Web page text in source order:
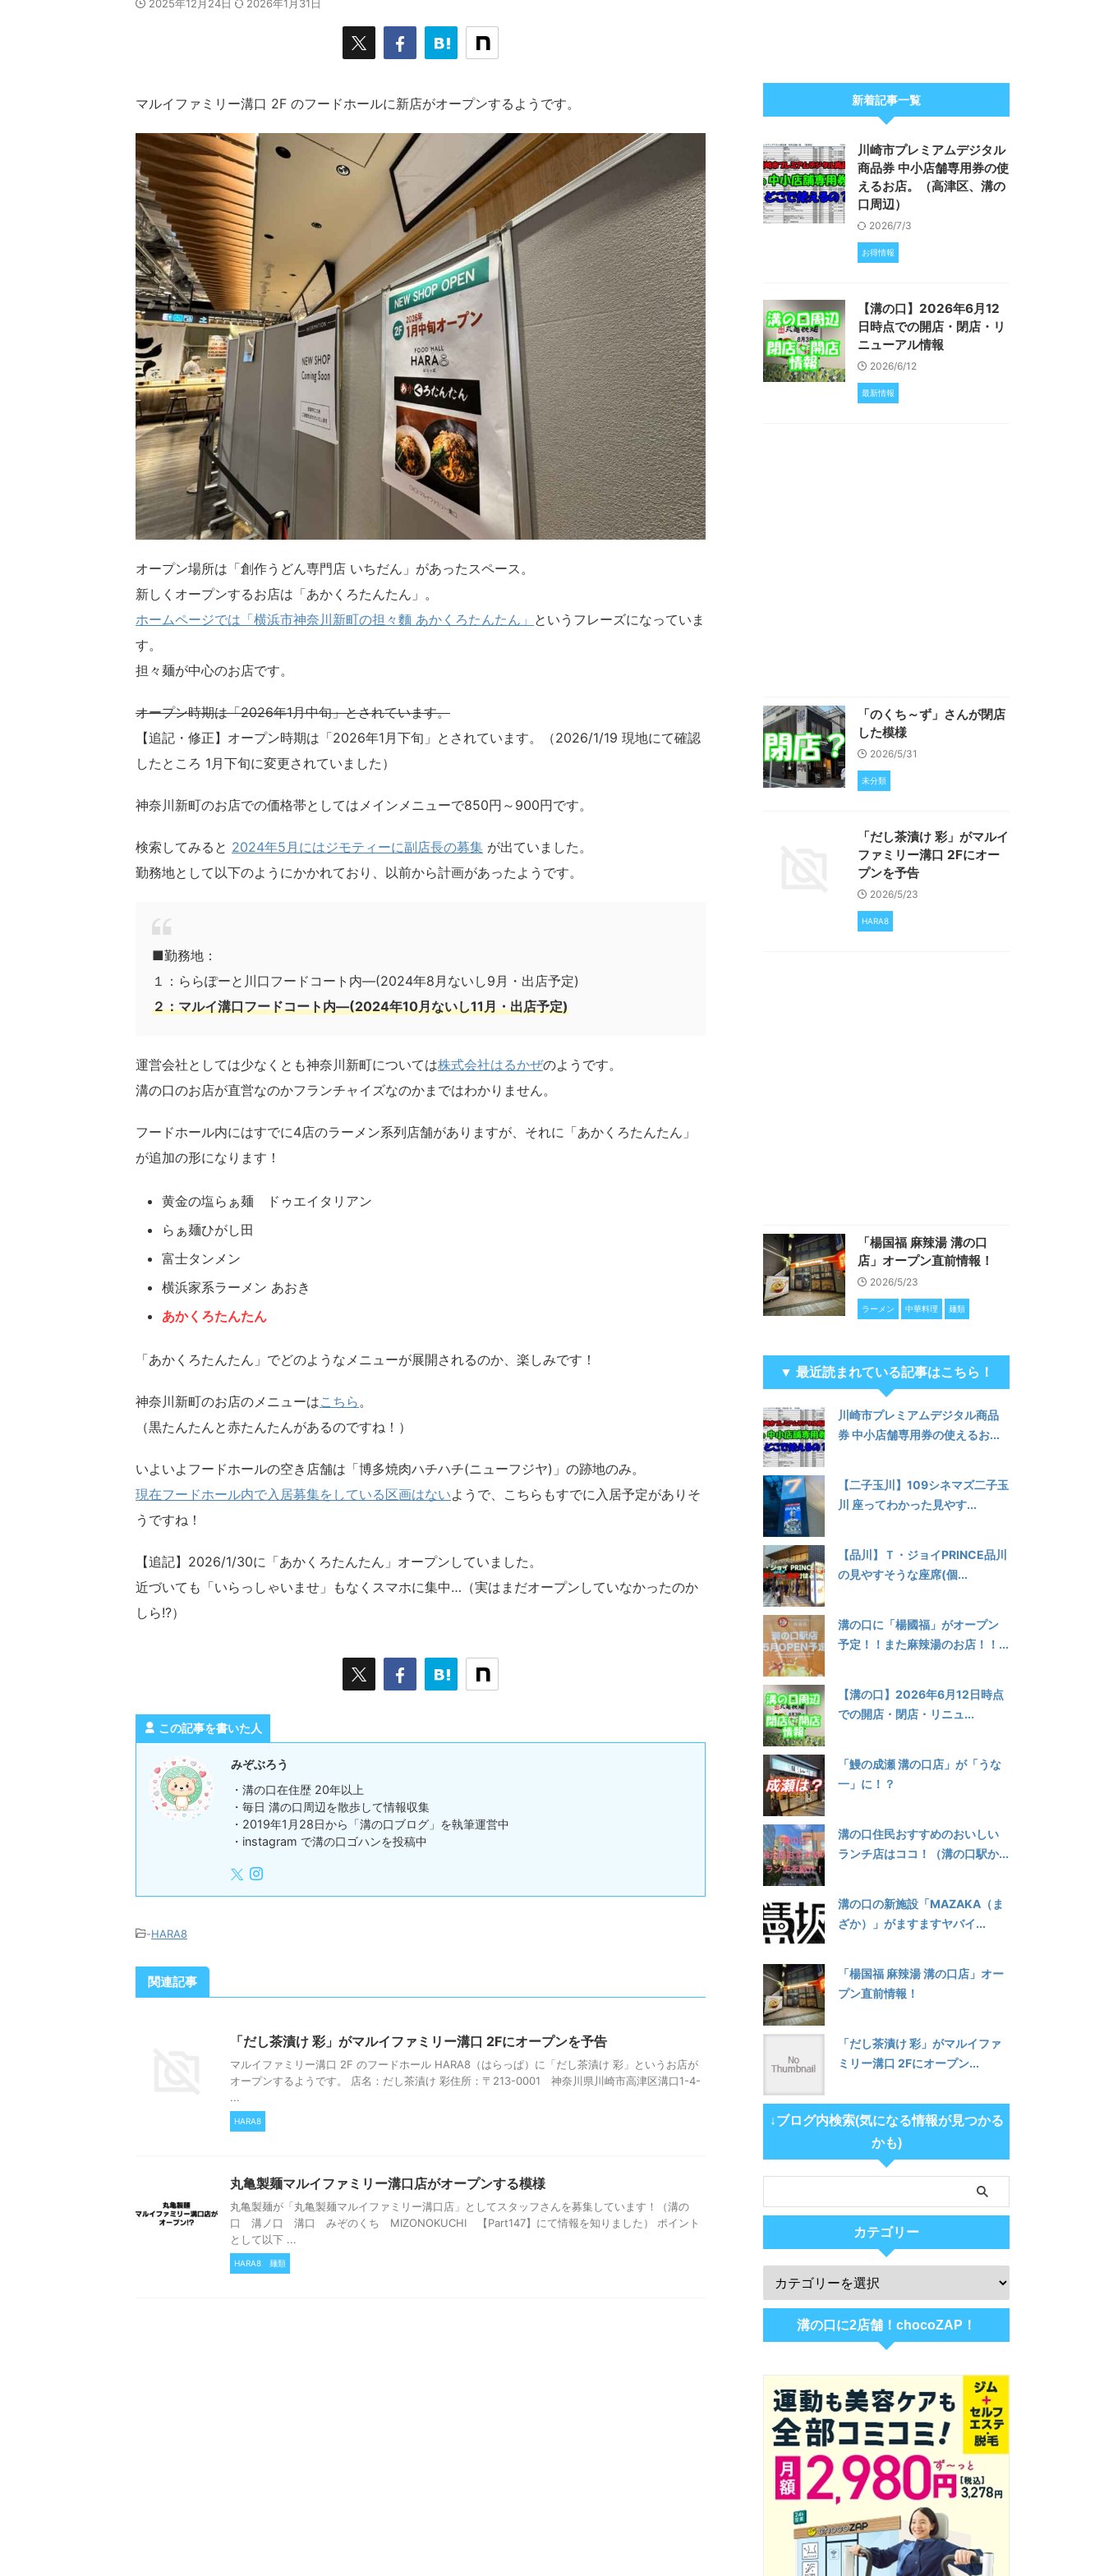
2025年12月24日 2026年1月31日
マルイファミリー溝口 2F のフードホールに新店がオープンするようです。
オープン場所は「創作うどん専門店 いちだん」があったスペース。
新しくオープンするお店は「あかくろたんたん」。
ホームページでは「横浜市神奈川新町の担々麵 あかくろたんたん」 というフレーズになっていま
す。
担々麺が中心のお店です。
オープン時期は「2026年1月中旬」とされています。
【追記・修正】オープン時期は「2026年1月下旬」とされています。（2026/1/19 現地にて確認
したところ 1月下旬に変更されていました）
神奈川新町のお店での価格帯としてはメインメニューで850円～900円です。
検索してみると 2024年5月にはジモティーに副店長の募集 が出ていました。
勤務地として以下のようにかかれており、以前から計画があったようです。
■勤務地：
１：ららぽーと川口フードコート内―(2024年8月ないし9月・出店予定)
２：マルイ溝口フードコート内―(2024年10月ないし11月・出店予定)
運営会社としては少なくとも神奈川新町については株式会社はるかぜのようです。
溝の口のお店が直営なのかフランチャイズなのかまではわかりません。
フードホール内にはすでに4店のラーメン系列店舗がありますが、それに「あかくろたんたん」
が追加の形になります！
黄金の塩らぁ麺 ドゥエイタリアン
らぁ麺ひがし田
富士タンメン
横浜家系ラーメン あおき
あかくろたんたん
「あかくろたんたん」でどのようなメニューが展開されるのか、楽しみです！
神奈川新町のお店のメニューはこちら。
（黒たんたんと赤たんたんがあるのですね！）
いよいよフードホールの空き店舗は「博多焼肉ハチハチ(ニューフジヤ)」の跡地のみ。
現在フードホール内で入居募集をしている区画はないようで、こちらもすでに入居予定がありそ
うですね！
【追記】2026/1/30に「あかくろたんたん」オープンしていました。
近づいても「いらっしゃいませ」もなくスマホに集中…（実はまだオープンしていなかったのか
しら!?）
この記事を書いた人
みぞぶろう
・溝の口在住歴 20年以上
・毎日 溝の口周辺を散歩して情報収集
・2019年1月28日から「溝の口ブログ」を執筆運営中
・instagram で溝の口ゴハンを投稿中
-HARA8
関連記事
「だし茶漬け 彩」がマルイファミリー溝口 2Fにオープンを予告
マルイファミリー溝口 2F のフードホール HARA8（はらっぱ）に「だし茶漬け 彩」というお店が
オープンするようです。 店名：だし茶漬け 彩住所：〒213-0001 神奈川県川崎市高津区溝口1-4-
...
HARA8
丸亀製麺マルイファミリー溝口店がオープンする模様
丸亀製麺が「丸亀製麺マルイファミリー溝口店」としてスタッフさんを募集しています！（溝の
口 溝ノ口 溝口 みぞのくち MIZONOKUCHI 【Part147】にて情報を知りました） ポイント
として以下 ...
HARA8 麺類
新着記事一覧
川崎市プレミアムデジタル
商品券 中小店舗専用券の使
えるお店。（高津区、溝の
口周辺）
2026/7/3
お得情報
【溝の口】2026年6月12
日時点での開店・閉店・リ
ニューアル情報
2026/6/12
最新情報
「のくち～ず」さんが閉店
した模様
2026/5/31
未分類
「だし茶漬け 彩」がマルイ
ファミリー溝口 2Fにオー
プンを予告
2026/5/23
HARA8
「楊国福 麻辣湯 溝の口
店」オープン直前情報！
2026/5/23
ラーメン 中華料理 麺類
▼ 最近読まれている記事はこちら！
川崎市プレミアムデジタル商品
券 中小店舗専用券の使えるお...
【二子玉川】109シネマズ二子玉
川 座ってわかった見やす...
【品川】Ｔ・ジョイPRINCE品川
の見やすそうな座席(個...
溝の口に「楊國福」がオープン
予定！！また麻辣湯のお店！！...
【溝の口】2026年6月12日時点
での開店・閉店・リニュ...
「鰻の成瀬 溝の口店」が「うな
一」に！？
溝の口住民おすすめのおいしい
ランチ店はココ！（溝の口駅か...
溝の口の新施設「MAZAKA（ま
ざか）」がますますヤバイ...
「楊国福 麻辣湯 溝の口店」オー
プン直前情報！
「だし茶漬け 彩」がマルイファ
ミリー溝口 2Fにオープン...
↓ブログ内検索(気になる情報が見つかる
かも)
カテゴリー
溝の口に2店舗！chocoZAP！